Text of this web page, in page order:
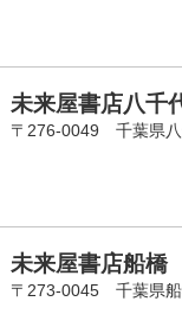
未来屋書店八千
〒276-0049 千葉県八
未来屋書店船橋
〒273-0045 千葉県